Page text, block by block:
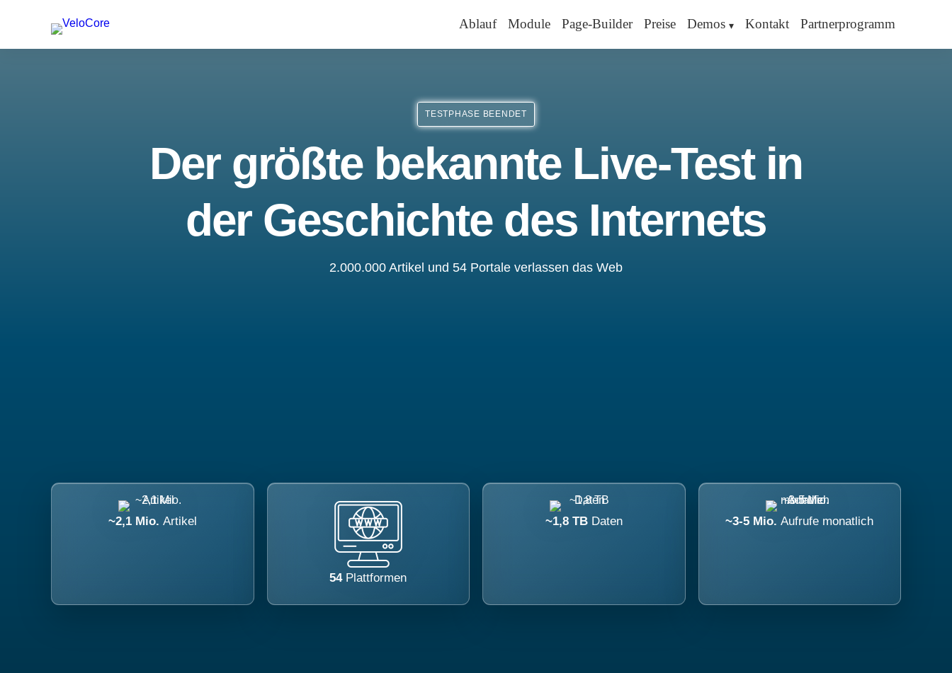
Ablauf Module Page-Builder Preise Demos Kontakt Partnerprogramm
TESTPHASE BEENDET
Der größte bekannte Live-Test in
der Geschichte des Internets
2.000.000 Artikel und 54 Portale verlassen das Web
~2,1 Mio. Artikel
54 Plattformen
~1,8 TB Daten ~3-5 Mio.Aufrufe monatlich